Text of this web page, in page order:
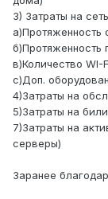
3) Затраты на
а)Протяженность
б)Протяженность
в)Количество WI-
с)Доп.
4)Затраты на
5)Затраты на
7)Затраты на
серверы)
Заранее